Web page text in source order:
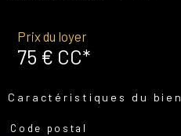
Prix du loyer
75 € CC*
Caractéristiques du bien
Caractéristiques
Code postal